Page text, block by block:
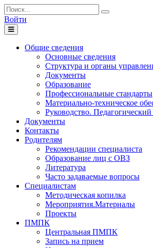
Войти
Toggle
navigation
Общие сведения
Основные сведения
Структура и органы
Документы
Образование
Профессиональные стандарты
Материально-техническое
Руководство. Педагогический
Документы
Контакты
Родителям
Рекомендации специалиста
Образование лиц с ОВЗ
Литература
Часто задаваемые вопросы
Специалистам
Методическая копилка
Мероприятия.Материалы
Проекты
ПМПК
Центральная ПМПК
Запись на прием